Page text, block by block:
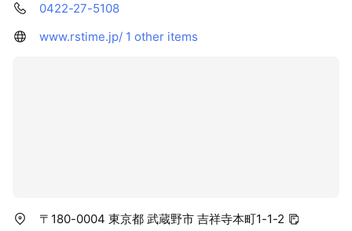
0422-27-5108
www.rstime.jp/ 1 other items
〒180-0004 東京都 武蔵野市 吉祥寺本町1-1-2